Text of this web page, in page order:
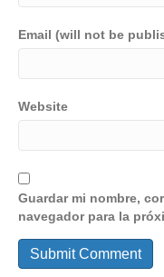
Email (will not be
Website
Guardar mi nombre,
navegador para la